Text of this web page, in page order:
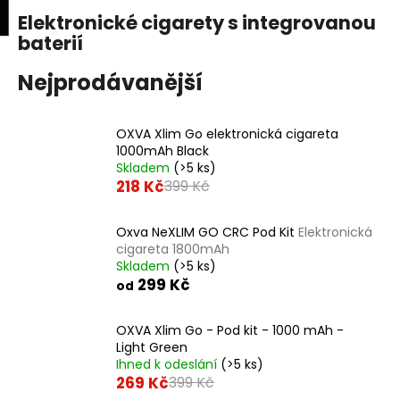
Přejít
na
obsah
Elektronické cigarety s integrovanou
baterií
Nejprodávanější
OXVA Xlim Go elektronická cigareta
1000mAh Black
Skladem (>5 ks)
218 Kč399 Kč
Oxva NeXLIM GO CRC Pod Kit Elektronická
cigareta 1800mAh
Skladem (>5 ks)
od 299 Kč
OXVA Xlim Go - Pod kit - 1000 mAh -
Light Green
Ihned k odeslání (>5 ks)
269 Kč399 Kč
o Zpět
Zpět
C